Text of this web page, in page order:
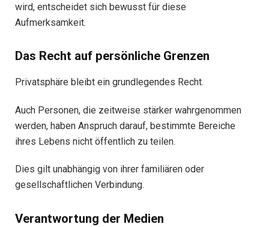
wird, entscheidet sich bewusst für diese
Aufmerksamkeit.
Das Recht auf persönliche Grenzen
Privatsphäre bleibt ein grundlegendes Recht.
Auch Personen, die zeitweise stärker wahrgenommen
werden, haben Anspruch darauf, bestimmte Bereiche
ihres Lebens nicht öffentlich zu teilen.
Dies gilt unabhängig von ihrer familiären oder
gesellschaftlichen Verbindung.
Verantwortung der Medien